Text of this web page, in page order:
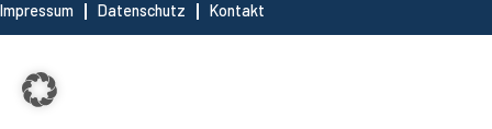
Impressum
Datenschutz Kontakt